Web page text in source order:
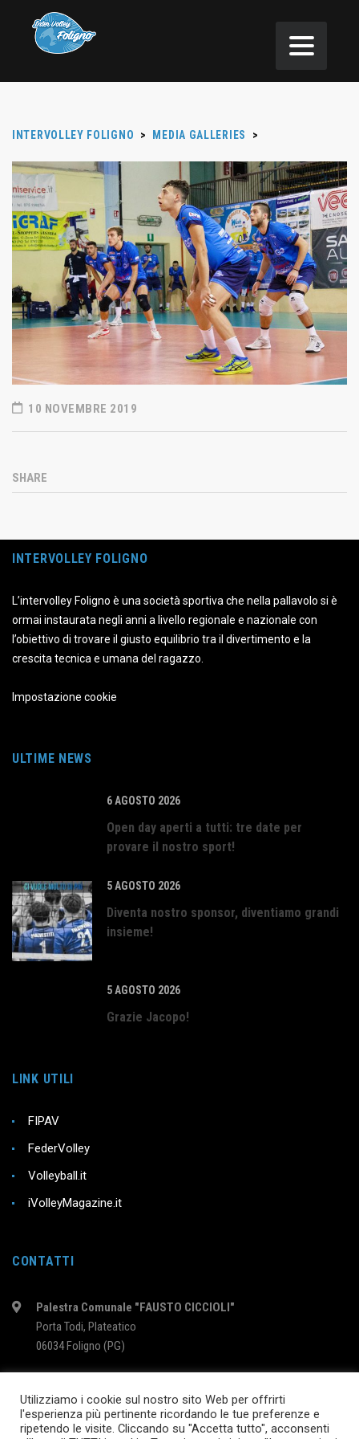
INTERVOLLEY FOLIGNO > MEDIA GALLERIES >
10 NOVEMBRE 2019
SHARE
INTERVOLLEY FOLIGNO
L’intervolley Foligno è una società sportiva che nella pallavolo si è
ormai instaurata negli anni a livello regionale e nazionale con
l’obiettivo di trovare il giusto equilibrio tra il divertimento e la
crescita tecnica e umana del ragazzo.
Impostazione cookie
ULTIME NEWS
6 AGOSTO 2026
Open day aperti a tutti: tre date per
provare il nostro sport!
5 AGOSTO 2026
Diventa nostro sponsor, diventiamo grandi
insieme!
5 AGOSTO 2026
Grazie Jacopo!
LINK UTILI
FIPAV
FederVolley
Volleyball.it
iVolleyMagazine.it
CONTATTI
Palestra Comunale "FAUSTO CICCIOLI"
Porta Todi, Plateatico
06034 Foligno (PG)
Utilizziamo i cookie sul nostro sito Web per offrirti
l'esperienza più pertinente ricordando le tue preferenze e
ripetendo le visite. Cliccando su "Accetta tutto", acconsenti